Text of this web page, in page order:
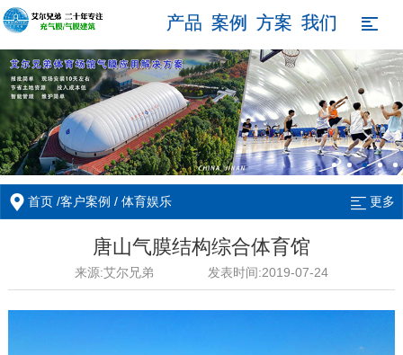
产品 案例 方案 我们 
首页 /客户案例 /体育娱乐 更多
唐山气膜结构综合体育馆
来源:艾尔兄弟 发表时间:2019-07-24